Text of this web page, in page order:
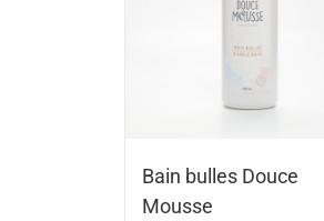
Bain bulles Douce
Mousse